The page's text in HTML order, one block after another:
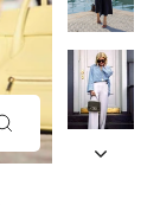
FERMER
(ESC)